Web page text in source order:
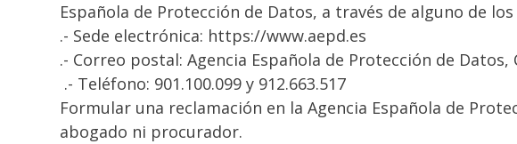
Española de Protección de Datos, a través de alguno de
.- Sede electrónica: https://www.aepd.es
.- Correo postal: Agencia Española de Protección de Datos,
.- Teléfono: 901.100.099 y 912.663.517
Formular una reclamación en la Agencia Española de
abogado ni procurador.